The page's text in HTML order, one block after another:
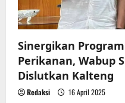
Sinergikan
Perikanan, Wabup
Dislutkan Kalteng
Redaksi 16 April 2025